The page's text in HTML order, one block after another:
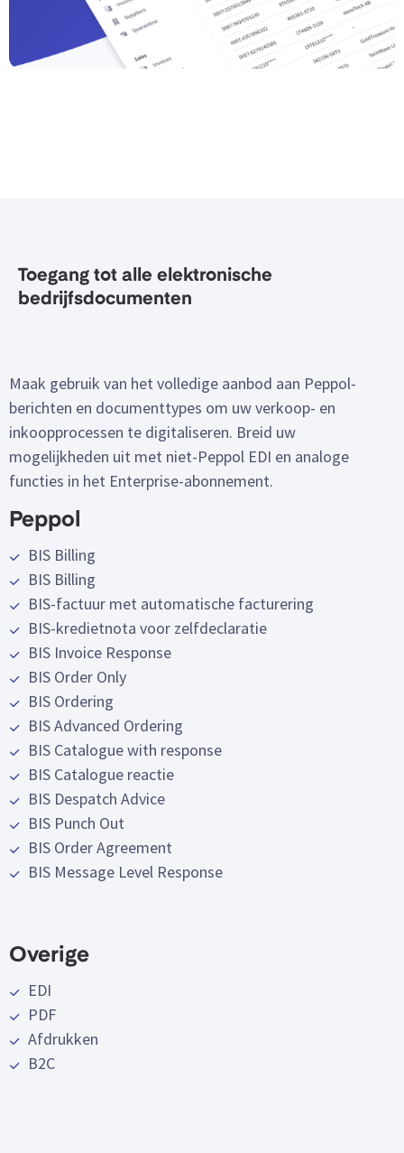
Toegang tot alle elektronische
bedrijfsdocumenten
Maak gebruik van het volledige aanbod aan Peppol-
berichten en documenttypes om uw verkoop- en
inkoopprocessen te digitaliseren. Breid uw
mogelijkheden uit met niet-Peppol EDI en analoge
functies in het Enterprise-abonnement.
Peppol
BIS Billing
BIS Billing
BIS-factuur met automatische facturering
BIS-kredietnota voor zelfdeclaratie
BIS Invoice Response
BIS Order Only
BIS Ordering
BIS Advanced Ordering
BIS Catalogue with response
BIS Catalogue reactie
BIS Despatch Advice
BIS Punch Out
BIS Order Agreement
BIS Message Level Response
Overige
EDI
PDF
Afdrukken
B2C